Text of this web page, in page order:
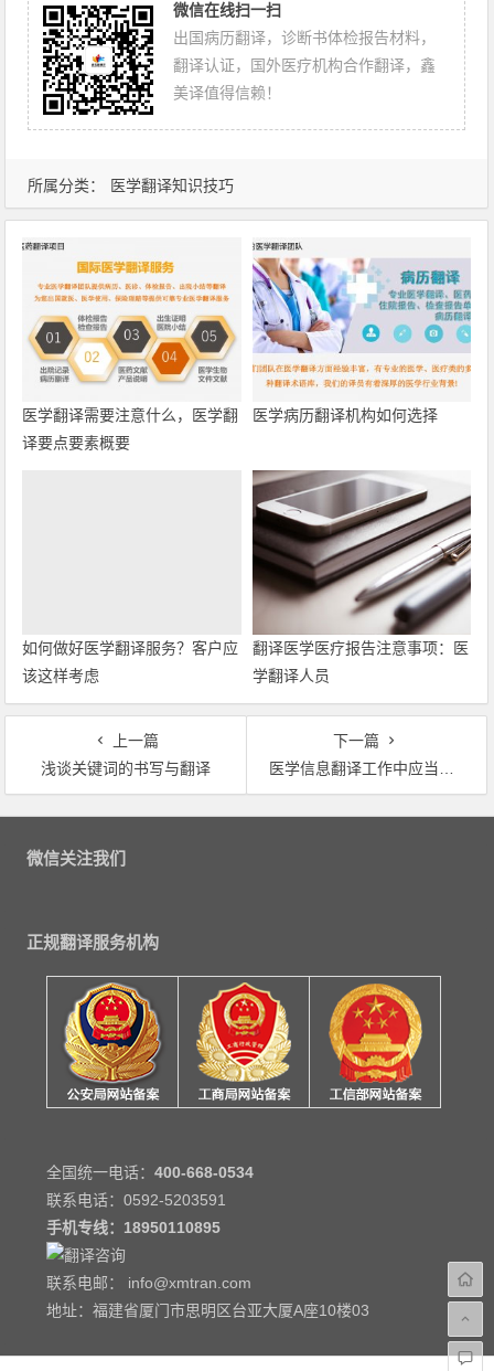
所属分类： 医学翻译知识技巧
微信在线扫一扫
出国病历翻译，诊断书体检报告材料，
翻译认证，国外医疗机构合作翻译，鑫
美译值得信赖！
医学翻译需要注意什么，医学翻
译要点要素概要
医学病历翻译机构如何选择
如何做好医学翻译服务？客户应
该这样考虑
翻译医学医疗报告注意事项：医
学翻译人员
上一篇
浅谈关键词的书写与翻译
下一篇
医学信息翻译工作中应当注意的一些问题
文章导航
微信关注我们
正规翻译服务机构
全国统一电话：400-668-0534
联系电话：0592-5203591
手机专线： 18950110895
联系电邮： info@xmtran.com
地址：福建省厦门市思明区台亚大厦A座10楼03